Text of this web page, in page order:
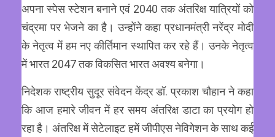
अपना स्पेस स्टेशन बनाने एवं 2040 तक अंतरिक्ष यात्रियों को
चंद्रमा पर भेजने का है। उन्होंने कहा प्रधानमंत्री नरेंद्र मोदी
के नेतृत्व में हम नए कीर्तिमान स्थापित कर रहे हैं। उनके नेतृत्व
में भारत 2047 तक विकसित भारत अवश्य बनेगा।
निदेशक राष्ट्रीय सुदूर संवेदन केंद्र डॉ. प्रकाश चौहान ने कहा
कि आज हमारे जीवन में हर समय अंतरिक्ष डाटा का प्रयोग हो
रहा है। अंतरिक्ष में सेटेलाइट हमें जीपीएस नेविगेशन के साथ कई